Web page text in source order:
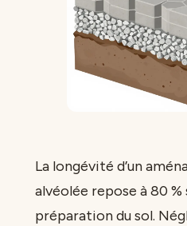
La longévité d’un
alvéolée repose à 80 %
préparation du sol.